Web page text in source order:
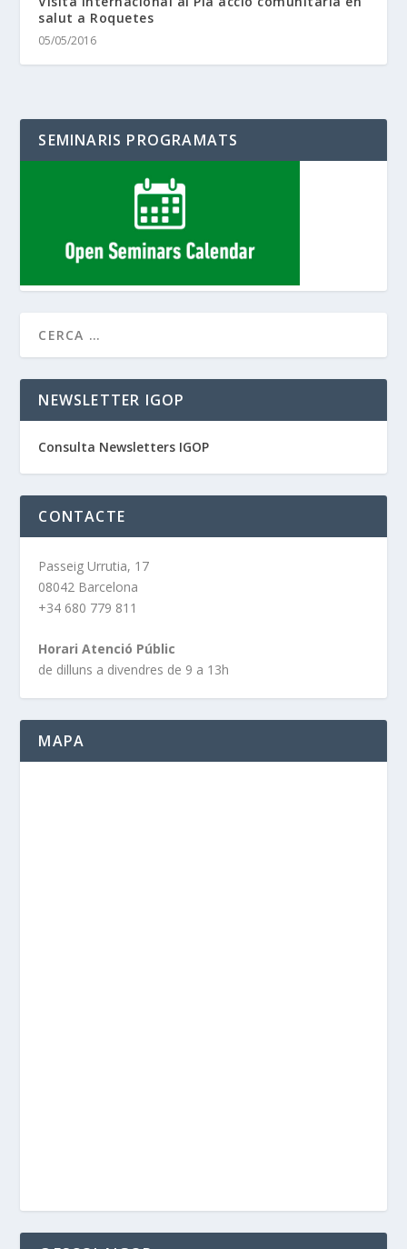
salut a Roquetes
05/05/2016
SEMINARIS PROGRAMATS
NEWSLETTER IGOP
Consulta Newsletters IGOP
CONTACTE
Passeig Urrutia, 17
08042 Barcelona
+34 680 779 811
Horari Atenció Públic
de dilluns a divendres de 9 a 13h
MAPA